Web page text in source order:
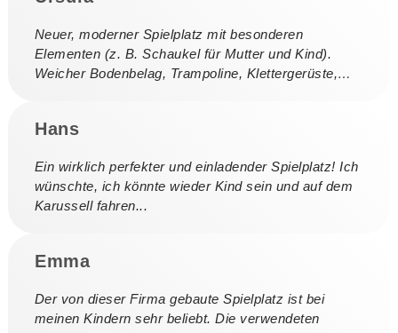
Neuer, moderner Spielplatz mit besonderen
Elementen (z. B. Schaukel für Mutter und Kind).
Weicher Bodenbelag, Trampoline, Klettergerüste,
Hans
Ein wirklich perfekter und einladender Spielplatz! Ich
wünschte, ich könnte wieder Kind sein und auf dem
Karussell fahren...
Emma
Der von dieser Firma gebaute Spielplatz ist bei
meinen Kindern sehr beliebt. Die verwendeten